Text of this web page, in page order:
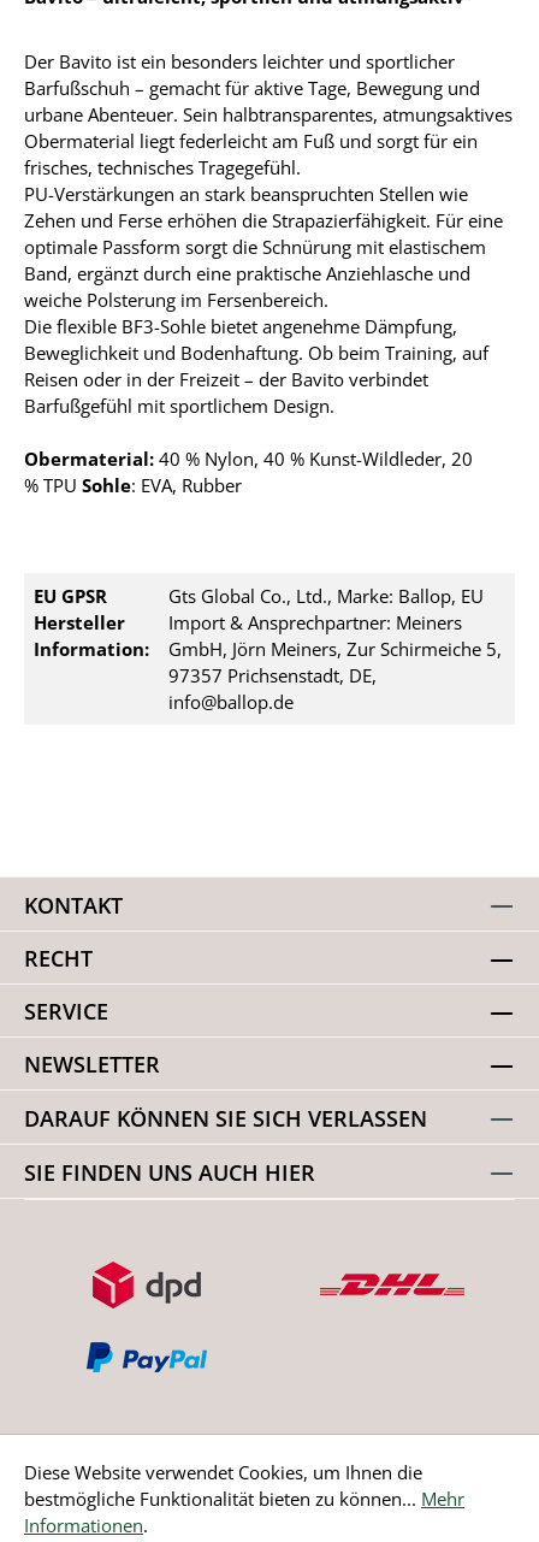
Der Bavito ist ein besonders leichter und sportlicher
Barfußschuh – gemacht für aktive Tage, Bewegung und
urbane Abenteuer. Sein halbtransparentes, atmungsaktives
Obermaterial liegt federleicht am Fuß und sorgt für ein
frisches, technisches Tragegefühl.
PU-Verstärkungen an stark beanspruchten Stellen wie
Zehen und Ferse erhöhen die Strapazierfähigkeit. Für eine
optimale Passform sorgt die Schnürung mit elastischem
Band, ergänzt durch eine praktische Anziehlasche und
weiche Polsterung im Fersenbereich.
Die flexible BF3-Sohle bietet angenehme Dämpfung,
Beweglichkeit und Bodenhaftung. Ob beim Training, auf
Reisen oder in der Freizeit – der Bavito verbindet
Barfußgefühl mit sportlichem Design.
Obermaterial: 40 % Nylon, 40 % Kunst-Wildleder, 20
% TPU Sohle: EVA, Rubber
EU GPSR
Hersteller
Information:
Gts Global Co., Ltd., Marke: Ballop, EU
Import & Ansprechpartner: Meiners
GmbH, Jörn Meiners, Zur Schirmeiche 5,
97357 Prichsenstadt, DE,
info@ballop.de
KONTAKT
RECHT
SERVICE
NEWSLETTER
DARAUF KÖNNEN SIE SICH VERLASSEN
SIE FINDEN UNS AUCH HIER
Bestellung widerrufen
Diese Website verwendet Cookies, um Ihnen die
bestmögliche Funktionalität bieten zu können... Mehr
Informationen.